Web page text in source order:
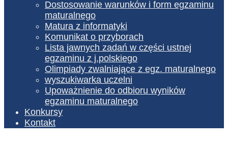
Dostosowanie warunków i form egzaminu
maturalnego
Matura z informatyki
Komunikat o przyborach
Lista jawnych zadań w części ustnej
egzaminu z j.polskiego
Olimpiady zwalniające z egz. maturalnego
wyszukiwarka uczelni
Upoważnienie do odbioru wyników
egzaminu maturalnego
Konkursy
Kontakt